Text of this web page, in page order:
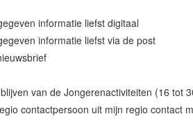
informatie liefst digitaal
informatie liefst via de post
van de Jongerenactiviteiten (16 tot
contactpersoon uit mijn regio contact